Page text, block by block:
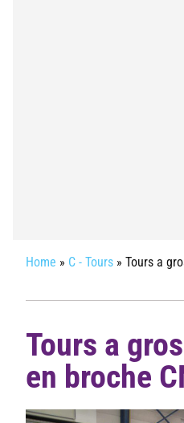
Home » C - Tours » Tours a
Tours a
en broche